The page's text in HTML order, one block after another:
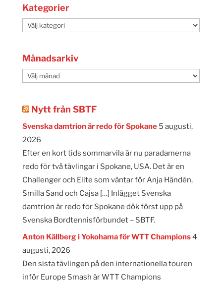
Kategorier
Kategorier
Månadsarkiv
Månadsarkiv
Nytt från SBTF
Svenska damtrion är redo för Spokane 5 augusti,
2026
Efter en kort tids sommarvila är nu paradamerna
redo för två tävlingar i Spokane, USA. Det är en
Challenger och Elite som väntar för Anja Händén,
Smilla Sand och Cajsa […] Inlägget Svenska
damtrion är redo för Spokane dök först upp på
Svenska Bordtennisförbundet – SBTF.
Anton Källberg i Yokohama för WTT Champions4
augusti, 2026
Den sista tävlingen på den internationella touren
inför Europe Smash är WTT Champions